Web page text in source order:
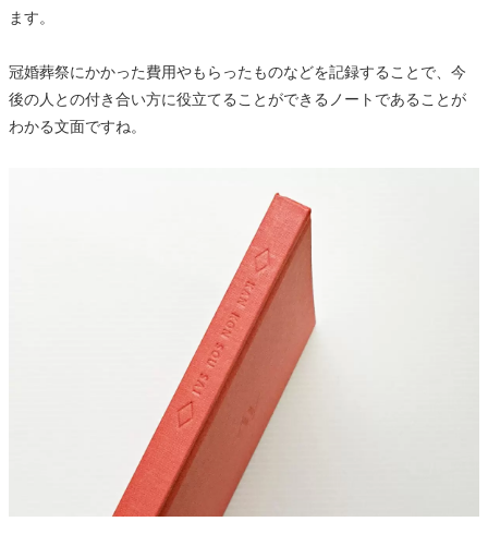
ます。
冠婚葬祭にかかった費用やもらったものなどを記録することで、今
後の人との付き合い方に役立てることができるノートであることが
わかる文面ですね。